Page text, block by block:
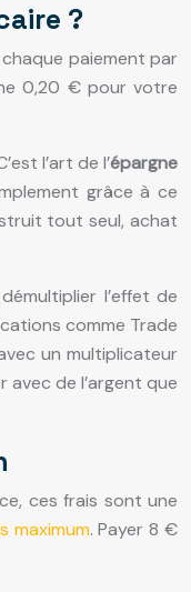
?
paiement par
0,20 € pour votre
l’art de l’épargne
grâce à ce
tout seul, achat
l’effet de
comme Trade
un multiplicateur
de l’argent que
ces frais sont une
maximum. Payer 8 €